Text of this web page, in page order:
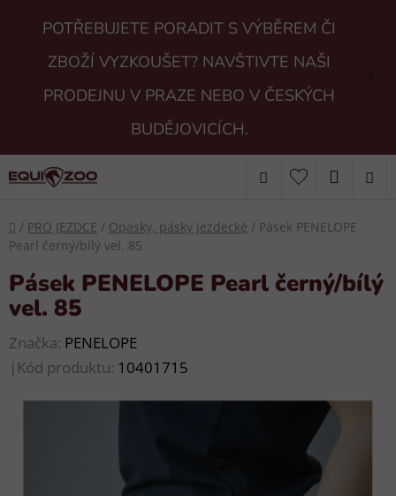
POTŘEBUJETE PORADIT S VÝBĚREM ČI
ZBOŽÍ VYZKOUŠET? NAVŠTIVTE NAŠI
PRODEJNU V PRAZE NEBO V ČESKÝCH
BUDĚJOVICÍCH.
Hledat
KOŠÍK
Domů
/ PRO JEZDCE / Opasky, pásky jezdecké / Pásek PENELOPE
Pearl černý/bílý vel. 85
Pásek PENELOPE Pearl černý/bílý
vel. 85
Značka: PENELOPE
| Kód produktu: 10401715